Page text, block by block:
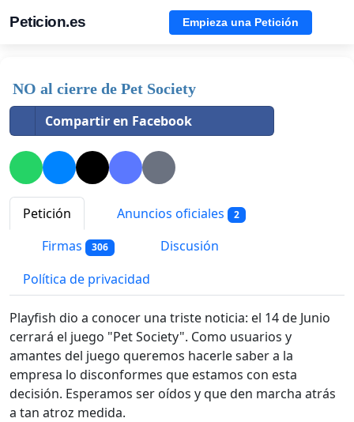
Peticion.es Empieza una Petición
NO al cierre de Pet Society
Compartir en Facebook
Petición Anuncios oficiales 2
Firmas 306
Discusión
Política de privacidad
Playfish dio a conocer una triste noticia: el 14 de Junio
cerrará el juego "Pet Society". Como usuarios y
amantes del juego queremos hacerle saber a la
empresa lo disconformes que estamos con esta
decisión. Esperamos ser oídos y que den marcha atrás
a tan atroz medida.